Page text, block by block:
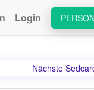
Login
Nächste